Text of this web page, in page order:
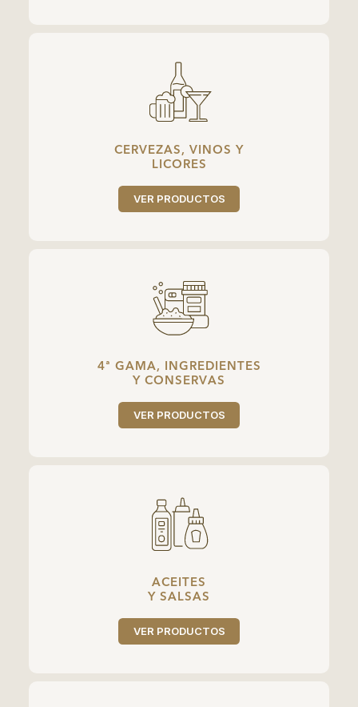
CERVEZAS, VINOS Y
LICORES
VER PRODUCTOS
4ª GAMA, INGREDIENTES
Y CONSERVAS
VER PRODUCTOS
ACEITES
Y SALSAS
VER PRODUCTOS